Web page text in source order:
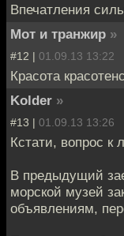
Впечатления
Мот и транжир »
#12 | 01.09.13 13:22
Красота
Kolder »
#13 | 01.09.13 13:26
Кстати, вопрос к
В предыдущий
морской музей
объявлениям,